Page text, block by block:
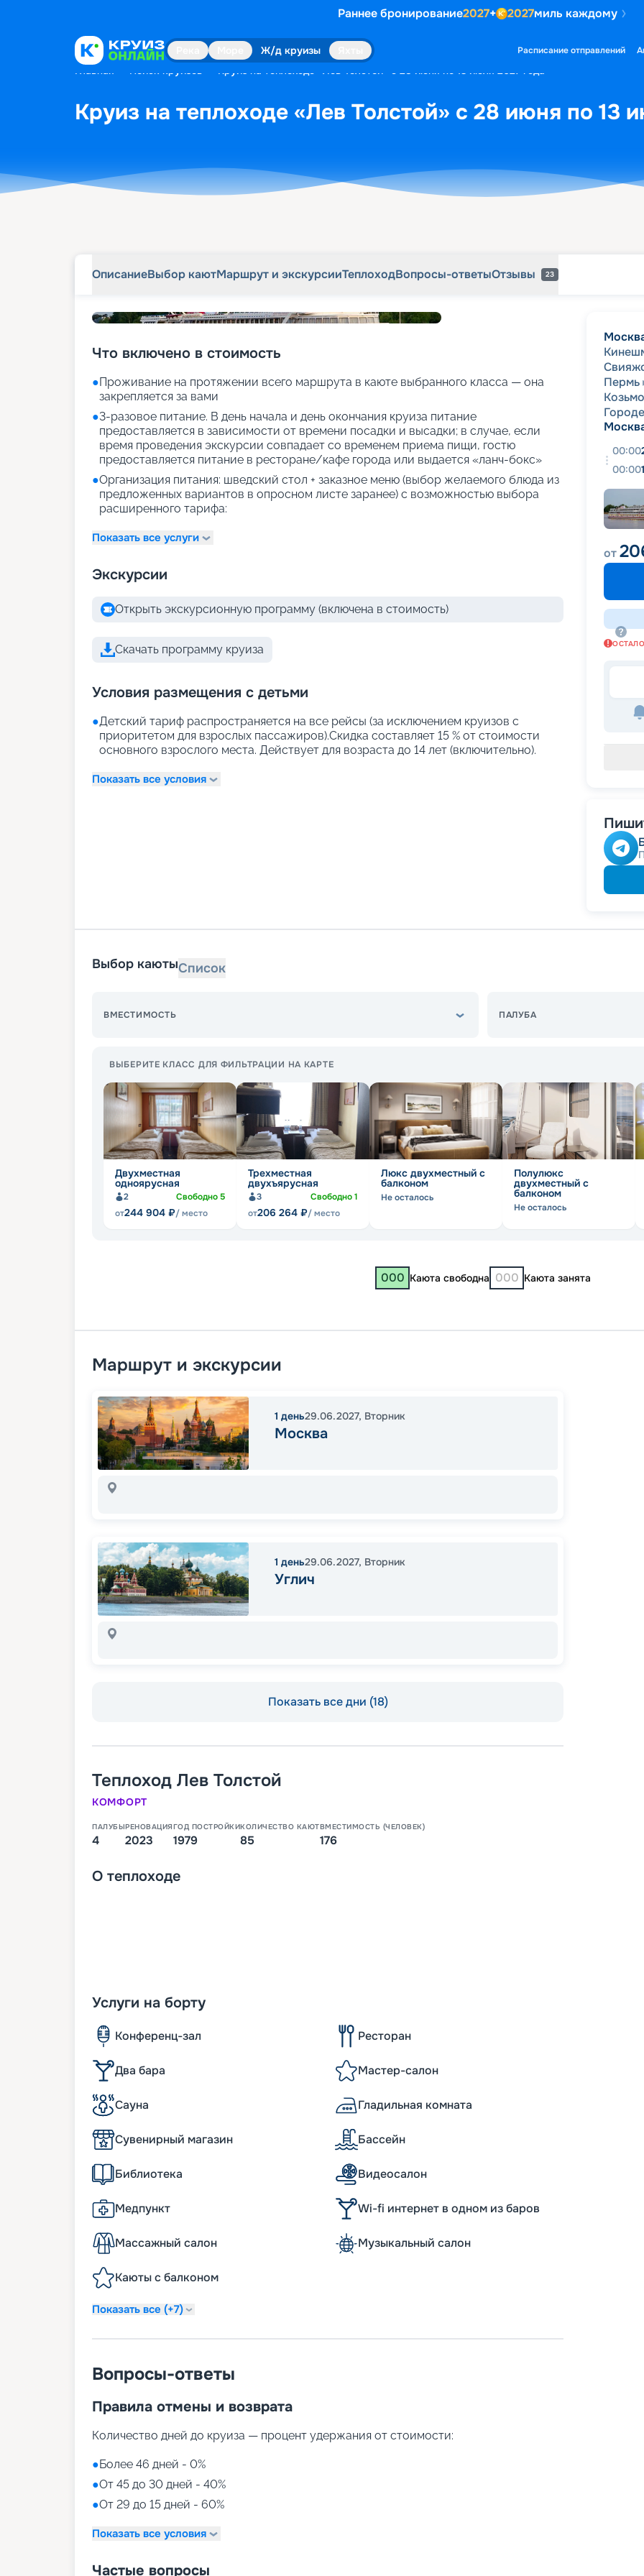
Раннее бронирование2027+ 2027миль каждому
Ж/д круизы Расписание отправлений
Главная Поиск круизов Круиз на теплоходе «Лев Толстой» с 28 июня по 13 июля 2027 года
Круиз на теплоходе «Лев Толстой» с 28 июня по 13
ОписаниеВыбор каютМаршрут и экскурсииТеплоходВопросы-ответыОтзывы 23
Что включено в стоимость
●Проживание на протяжении всего маршрута в каюте выбранного класса — она
закрепляется за вами
●3-разовое питание. В день начала и день окончания круиза питание
предоставляется в зависимости от времени посадки и высадки; в случае, если
время проведения экскурсии совпадает со временем приема пищи, гостю
предоставляется питание в ресторане/кафе города или выдается «ланч-бокс»
●Организация питания: шведский стол + заказное меню (выбор желаемого блюда из
предложенных вариантов в опросном листе заранее) с возможностью выбора
расширенного тарифа:
Показать все услуги
Экскурсии
Открыть экскурсионную программу (включена в стоимость)
Скачать программу круиза
Условия размещения с детьми
●Детский тариф распространяется на все рейсы (за исключением круизов с
приоритетом для взрослых пассажиров).Скидка составляет 15 % от стоимости
основного взрослого места. Действует для возраста до 14 лет (включительно).
Показать все условия
Пермь
00:00
00:00
от
Выбор каютыСписок
ВМЕСТИМОСТЬ ПАЛУБА
ВЫБЕРИТЕ КЛАСС ДЛЯ ФИЛЬТРАЦИИ НА КАРТЕ
Двухместная
одноярусная
2 Свободно5
от244 904 ₽/ место
Трехместная
двухъярусная
3 Свободно1
от206 264 ₽/ место
Люкс двухместный с
балконом
Не осталось
Полулюкс
двухместный с
балконом
Не осталось
000 Каюта свободна 000 Каюта занята
Маршрут и экскурсии
1 день29.06.2027, Вторник
Москва
1 день29.06.2027, Вторник
Углич
Показать все дни (18)
Теплоход Лев Толстой
КОМФОРТ
ПАЛУБЫ
4
РЕНОВАЦИЯ
2023
ГОД ПОСТРОЙКИ
1979
КОЛИЧЕСТВО КАЮТ
85
ВМЕСТИМОСТЬ (ЧЕЛОВЕК)
176
О теплоходе
Услуги на борту
Конференц-зал Ресторан
Два бара Мастер-салон
Сауна Гладильная комната
Сувенирный магазин Бассейн
Библиотека Видеосалон
Медпункт Wi-fi интернет в одном из баров
Массажный салон Музыкальный салон
Каюты с балконом
Показать все (+7)
Вопросы-ответы
Правила отмены и возврата
Количество дней до круиза — процент удержания от стоимости:
●Более 46 дней - 0%
●От 45 до 30 дней - 40%
●От 29 до 15 дней - 60%
Показать все условия
Частые вопросы